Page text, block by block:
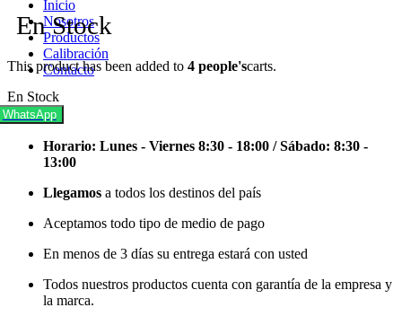
Inicio
Nosotros
Productos
Calibración
Contacto
En Stock
This product has been added to 4 people'scarts.
En Stock
WhatsApp
Horario: Lunes - Viernes 8:30 - 18:00 / Sábado: 8:30 -
13:00
Llegamos a todos los destinos del país
Aceptamos todo tipo de medio de pago
En menos de 3 días su entrega estará con usted
Todos nuestros productos cuenta con garantía de la empresa y
la marca.